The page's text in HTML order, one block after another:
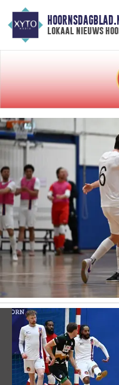
lokaal nieuws
Vorige